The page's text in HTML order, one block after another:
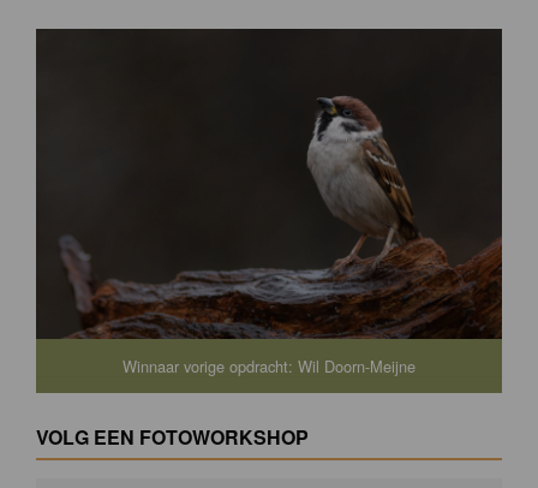
Winnaar vorige opdracht: Wil Doorn-Meijne
VOLG EEN FOTOWORKSHOP